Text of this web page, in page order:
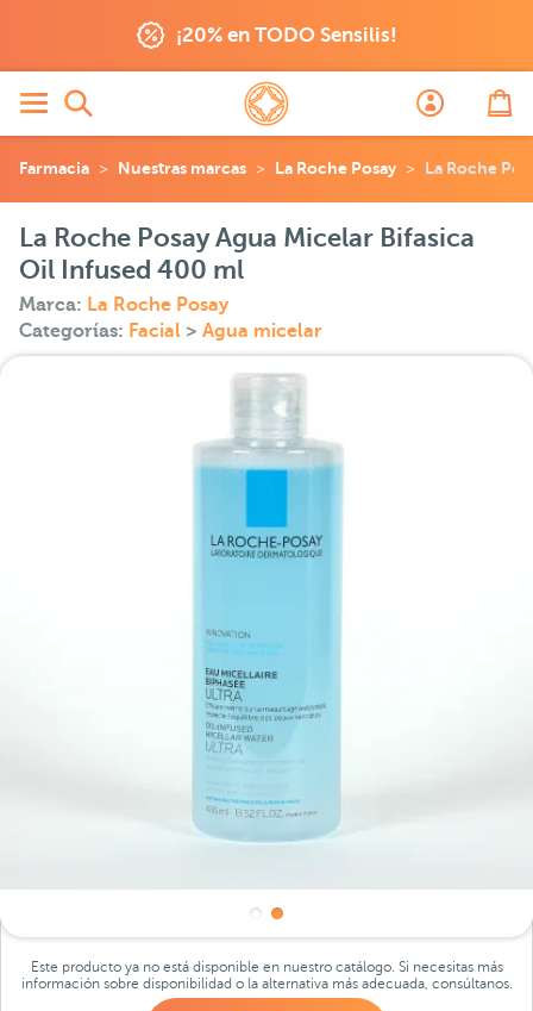
¡20% en TODO Sensilis!
Farmacia Nuestras marcas La Roche Posay La Roche
La Roche Posay Agua Micelar Bifasica
Oil Infused 400 ml
Marca: La Roche Posay
Categorías: Facial > Agua micelar
Este producto ya no está disponible en nuestro catálogo. Si necesitas más
información sobre disponibilidad o la alternativa más adecuada, consúltanos.